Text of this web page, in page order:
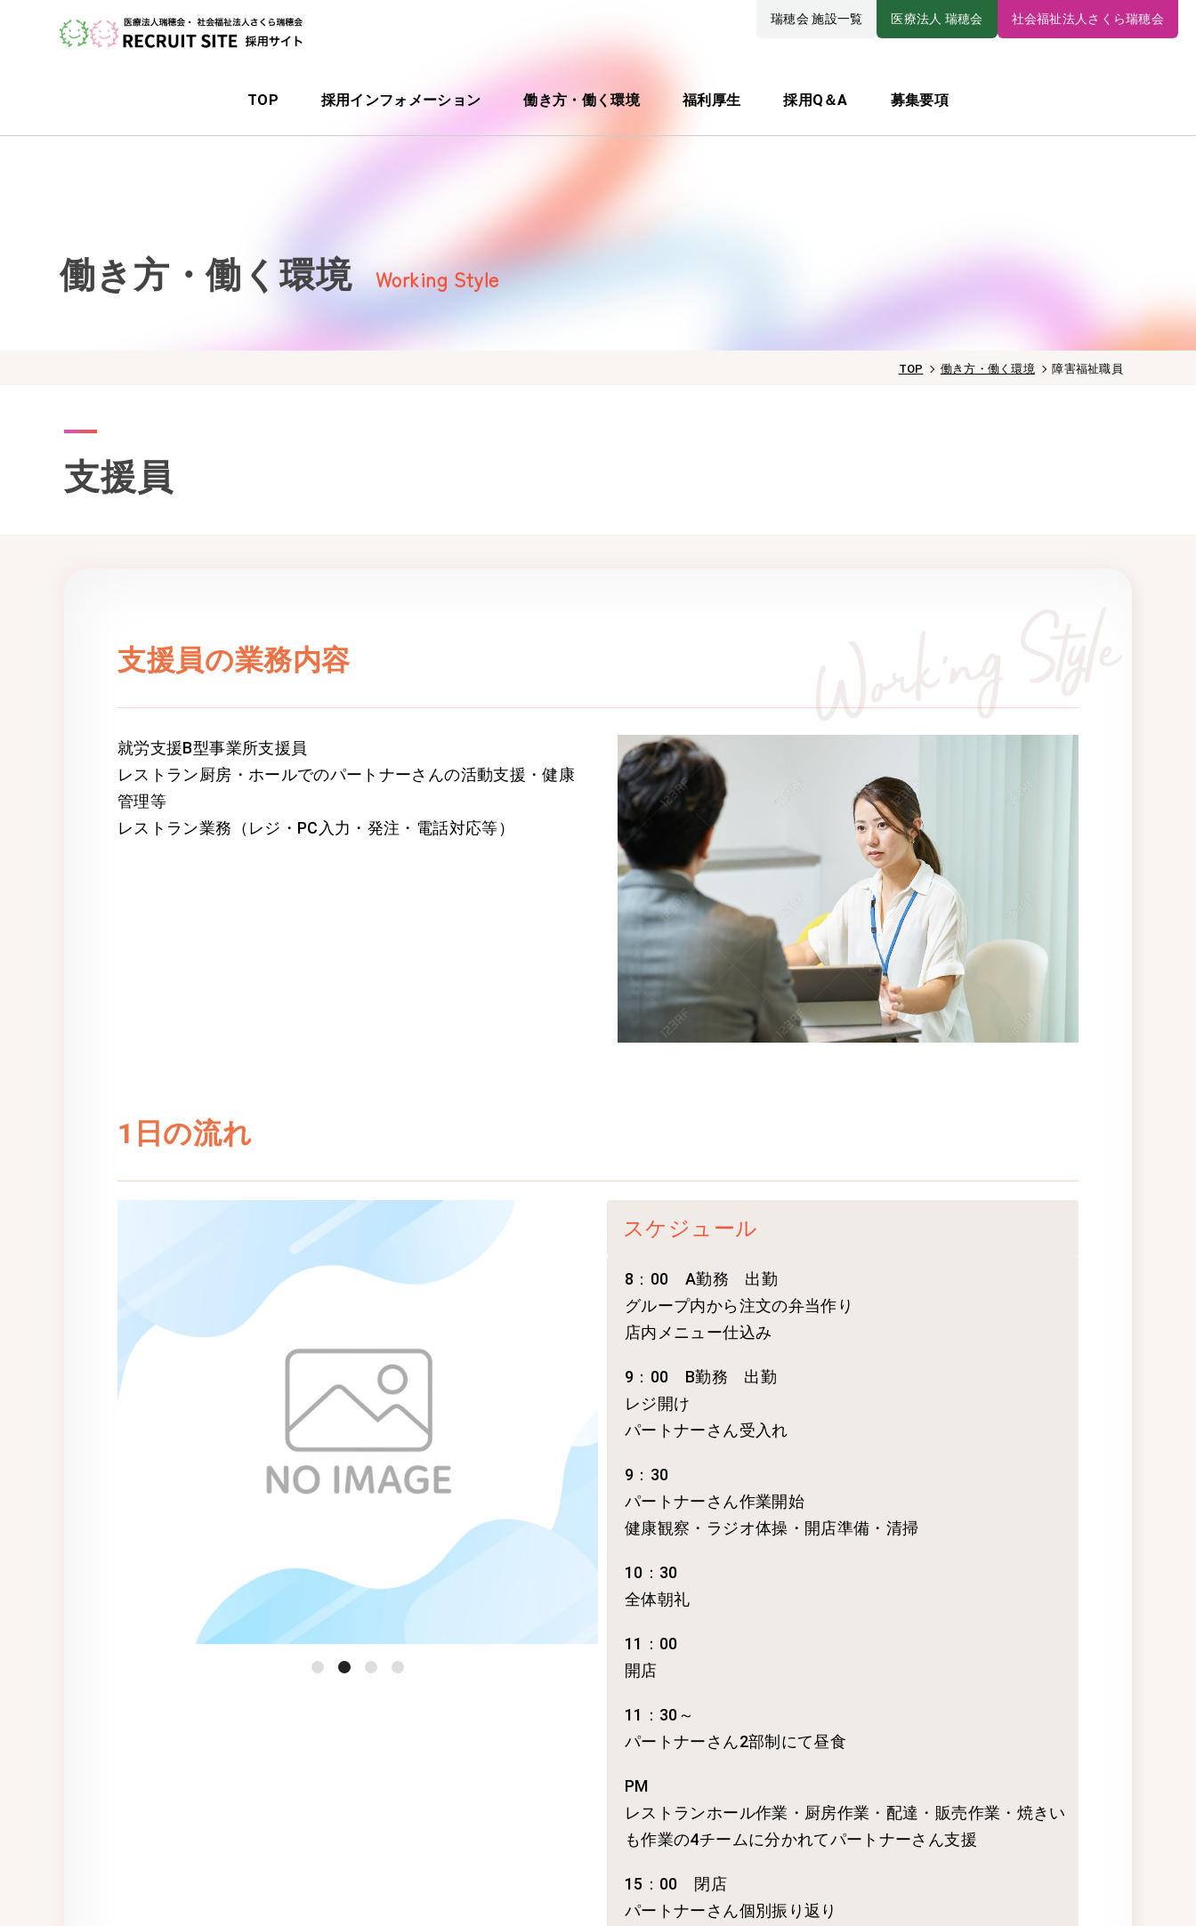
瑞穂会 施設一覧 医療法人 瑞穂会 社会福祉法人さくら瑞穂会
TOP 採用インフォメーション 働き方・働く環境 福利厚生 採用Q＆A 募集要項
働き方・働く環境 Working Style
TOP 働き方・働く環境 障害福祉職員
支援員
支援員の業務内容
就労支援B型事業所支援員
レストラン厨房・ホールでのパートナーさんの活動支援・健康
管理等
レストラン業務（レジ・PC入力・発注・電話対応等）
1日の流れ
スケジュール
8：00 A勤務 出勤
グループ内から注文の弁当作り
店内メニュー仕込み
9：00 B勤務 出勤
レジ開け
パートナーさん受入れ
9：30
パートナーさん作業開始
健康観察・ラジオ体操・開店準備・清掃
10：30
全体朝礼
11：00
開店
11：30～
パートナーさん2部制にて昼食
PM
レストランホール作業・厨房作業・配達・販売作業・焼きい
も作業の4チームに分かれてパートナーさん支援
15：00 閉店
パートナーさん個別振り返り